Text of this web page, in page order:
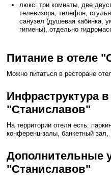
люкс: три комнаты, две
телевизора, телефон,
санузел (душевая кабинка,
гигиены), отдельно
Питание в отеле
Можно питаться в ресторане
Инфраструктура в
"Станиславов"
На территории отеля есть:
конференц-залы, банкетный зал,
Дополнительные
"Станиславов"